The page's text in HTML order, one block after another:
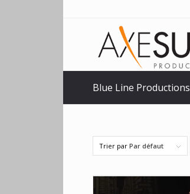
Blue Line Productions
Trier par Par défaut